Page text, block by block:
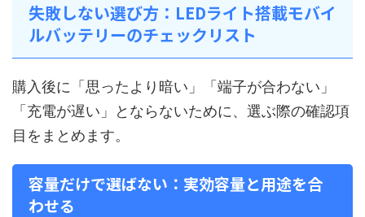
失敗しない選び方：LEDライト搭載モバイ
ルバッテリーのチェックリスト
購入後に「思ったより暗い」「端子が合わない」
「充電が遅い」とならないために、選ぶ際の確認項
目をまとめます。
容量だけで選ばない：実効容量と用途を合
わせる